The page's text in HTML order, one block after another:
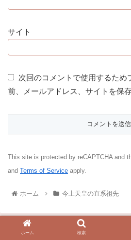
サイト
次回のコメントで使用するため
前、メールアドレス、サイトを保存
This site is protected by reCAPTCHA and
and Terms of Service apply.
ホーム 今上天皇の直系祖先
ホーム 検索